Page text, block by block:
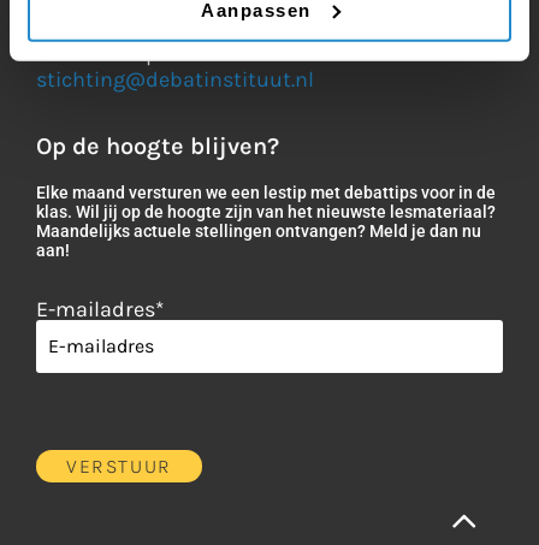
Aanpassen
Vragen of opmerkingen?
stichting@debatinstituut.nl
Op de hoogte blijven?
Elke maand versturen we een lestip met debattips voor in de
klas. Wil jij op de hoogte zijn van het nieuwste lesmateriaal?
Maandelijks actuele stellingen ontvangen? Meld je dan nu
aan!
E-mailadres*